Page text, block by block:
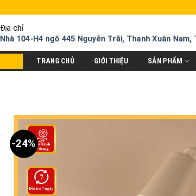
Địa chỉ
Nhà 104-H4 ngõ 445 Nguyễn Trãi, Thanh Xuân Nam,
TRANG CHỦ GIỚI THIỆU SẢN PHẨM
-24%